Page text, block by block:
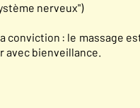
nerveux")
conviction : le massage
avec bienveillance.